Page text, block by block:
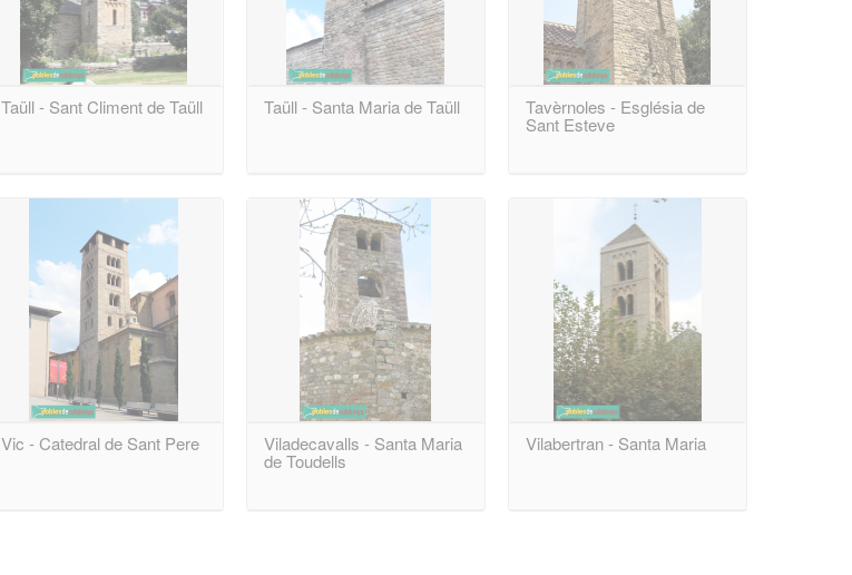
Taüll - Sant Climent de Taüll
Vic - Catedral de Sant Pere
Taüll - Santa Maria de Taüll
Viladecavalls - Santa Maria
de Toudells
Tavèrnoles - Església de
Sant Esteve
Vilabertran - Santa Maria